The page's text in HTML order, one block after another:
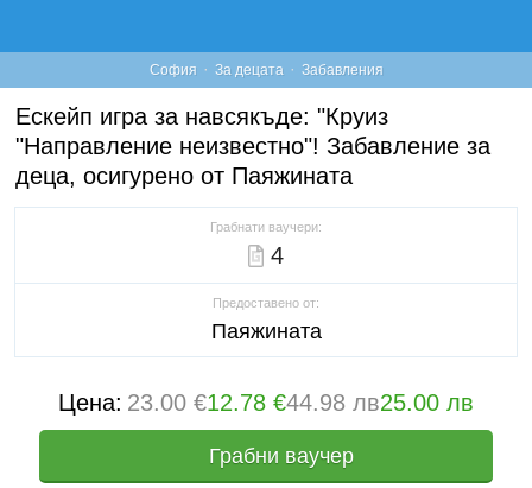
София · За децата · Забавления
Ескейп игра за навсякъде: "Круиз
"Направление неизвестно"! Забавление за
деца, осигурено от Паяжината
Грабнати ваучери:
4
Предоставено от:
Паяжината
Цена: 23.00 €12.78 €44.98 лв25.00 лв
Грабни ваучер